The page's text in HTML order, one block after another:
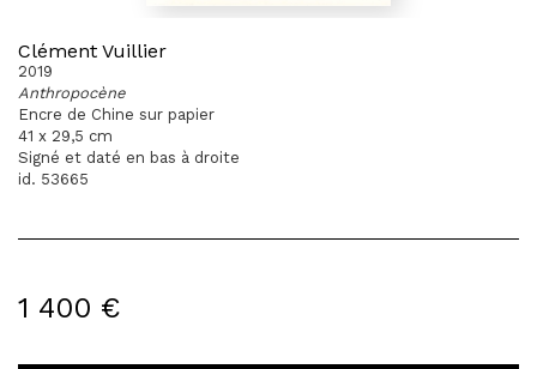
Clément Vuillier
2019
Anthropocène
Encre de Chine sur papier
41 x 29,5 cm
Signé et daté en bas à droite
id. 53665
1 400 €